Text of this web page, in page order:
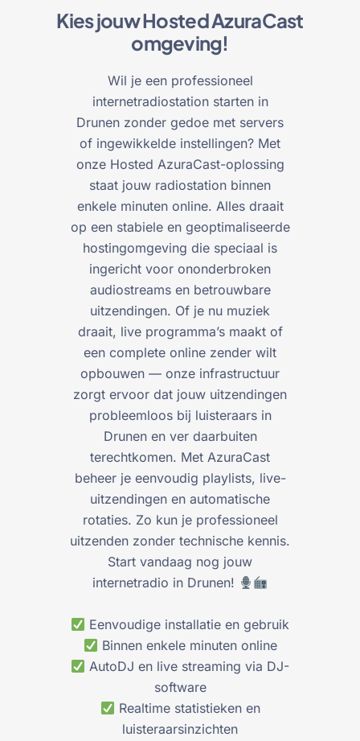
Kies jouw Hosted AzuraCast
omgeving!
Wil je een professioneel
internetradiostation starten in
Drunen zonder gedoe met servers
of ingewikkelde instellingen? Met
onze Hosted AzuraCast-oplossing
staat jouw radiostation binnen
enkele minuten online. Alles draait
op een stabiele en geoptimaliseerde
hostingomgeving die speciaal is
ingericht voor ononderbroken
audiostreams en betrouwbare
uitzendingen. Of je nu muziek
draait, live programma’s maakt of
een complete online zender wilt
opbouwen — onze infrastructuur
zorgt ervoor dat jouw uitzendingen
probleemloos bij luisteraars in
Drunen en ver daarbuiten
terechtkomen. Met AzuraCast
beheer je eenvoudig playlists, live-
uitzendingen en automatische
rotaties. Zo kun je professioneel
uitzenden zonder technische kennis.
Start vandaag nog jouw
internetradio in Drunen!
Eenvoudige installatie en gebruik
Binnen enkele minuten online
AutoDJ en live streaming via DJ-
software
Realtime statistieken en
luisteraarsinzichten